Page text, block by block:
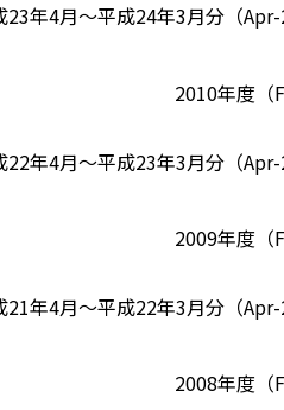
23年4月～平成24年3月分（Apr-
2010年度（
22年4月～平成23年3月分（Apr-
2009年度（
21年4月～平成22年3月分（Apr-
2008年度（